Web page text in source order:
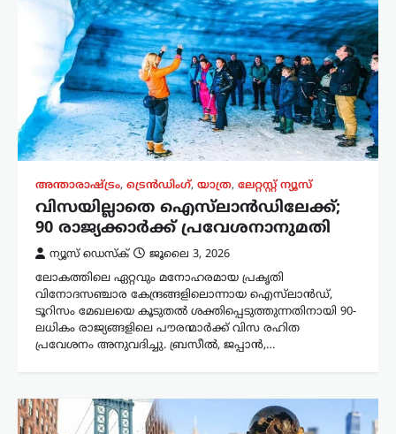
അന്താരാഷ്ട്രം, ട്രെൻഡിംഗ്, യാത്ര, ലേറ്റസ്റ്റ് ന്യൂസ്
വിസയില്ലാതെ ഐസ്‌ലാൻഡിലേക്ക്;
90 രാജ്യക്കാർക്ക് പ്രവേശനാനുമതി
ന്യൂസ് ഡെസ്ക്
ജൂലൈ 3, 2026
ലോകത്തിലെ ഏറ്റവും മനോഹരമായ പ്രകൃതി
വിനോദസഞ്ചാര കേന്ദ്രങ്ങളിലൊന്നായ ഐസ്‌ലാൻഡ്,
ടൂറിസം മേഖലയെ കൂടുതൽ ശക്തിപ്പെടുത്തുന്നതിനായി 90-
ലധികം രാജ്യങ്ങളിലെ പൗരന്മാർക്ക് വിസ രഹിത
പ്രവേശനം അനുവദിച്ചു. ബ്രസീൽ, ജപ്പാൻ,…